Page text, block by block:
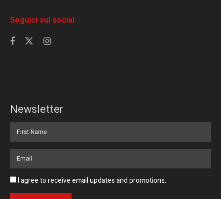
Seguici sui social
Newsletter
I agree to receive email updates and promotions.